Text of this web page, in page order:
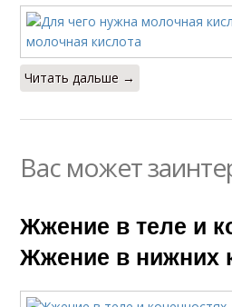
Читать дальше →
Вас может
Жжение в теле и
Жжение в нижних